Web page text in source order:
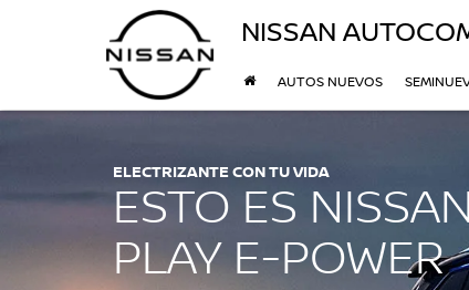
NISSAN
AUTOS NUEVOS
ELECTRIZANTE CON TU VIDA
ESTO ES
PLAY E-POWER